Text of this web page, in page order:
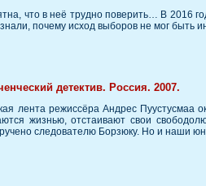
что в неё трудно поверить… В 2016
почему исход выборов не мог быть
детектив. Россия. 2007.
лента режиссёра Андрес
жизнью, отстаивают свои
следователю Борзюку. Но и наши